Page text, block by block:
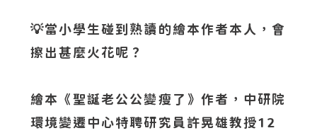
💡當小學生碰到熟讀的繪本作者本人，會
擦出甚麼火花呢？
繪本《聖誕老公公變瘦了》作者，中研院
環境變遷中心特聘研究員許晃雄教授12